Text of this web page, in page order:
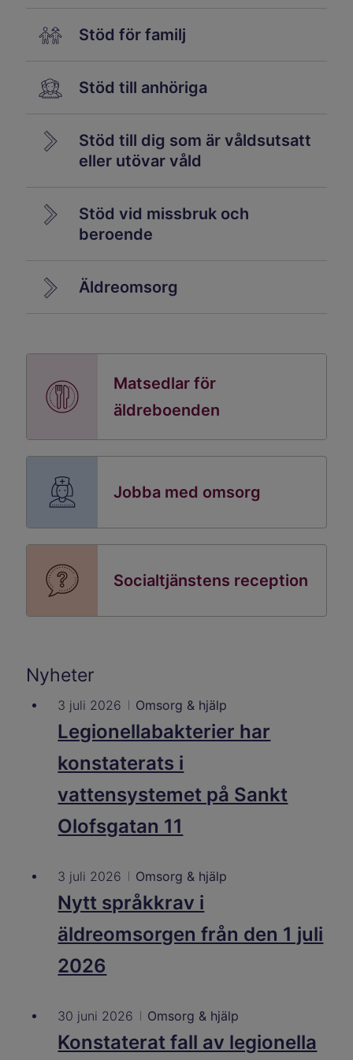
Stöd för familj
Stöd till anhöriga
Stöd till dig som är våldsutsatt
eller utövar våld
Stöd vid missbruk och
beroende
Äldreomsorg
Matsedlar för
äldreboenden
Jobba med omsorg
Socialtjänstens reception
Nyheter
3 juli 2026 Omsorg & hjälp
Legionellabakterier har
konstaterats i
vattensystemet på Sankt
Olofsgatan 11
3 juli 2026 Omsorg & hjälp
Nytt språkkrav i
äldreomsorgen från den 1 juli
2026
30 juni 2026 Omsorg & hjälp
Konstaterat fall av legionella